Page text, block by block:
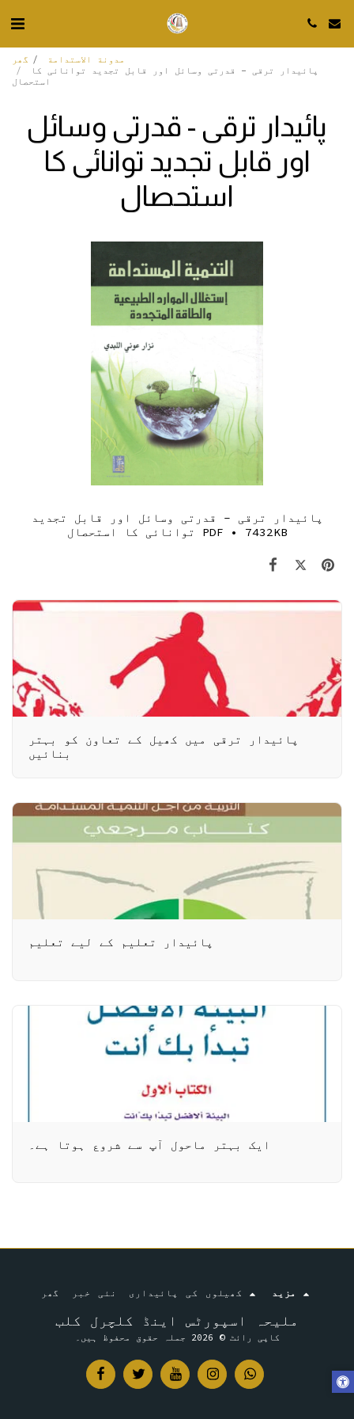
گھر
مدونة الاستدامة
پائیدار ترقی - قدرتی وسائل اور قابل تجدید توانائی کا
استحصال
پائیدار ترقی - قدرتی وسائل
اور قابل تجدید توانائی کا
استحصال
پائیدار ترقی - قدرتی وسائل اور قابل تجدید
توانائی کا استحصال
PDF • 7432KB
پائیدار ترقی میں کھیل کے تعاون کو بہتر
بنائیں
پائیدار تعلیم کے لیے تعلیم
ایک بہتر ماحول آپ سے شروع ہوتا ہے۔
ملیحہ اسپورٹس اینڈ کلچرل کلب
کاپی رائٹ © 2026 جملہ حقوق محفوظ ہیں۔
گھر نئی خبر کھیلوں کی پائیداری مزید